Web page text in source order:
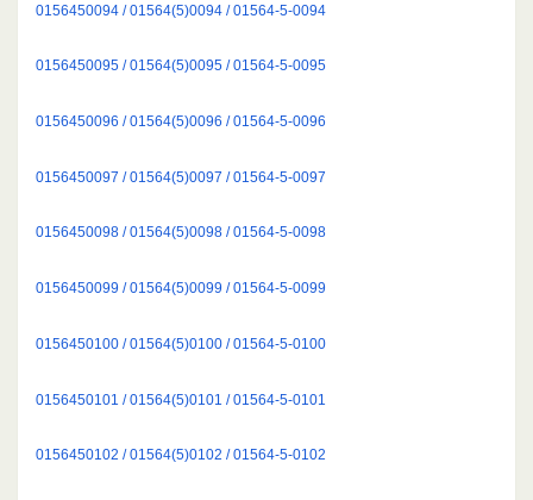
0156450094 / 01564(5)0094 / 01564-5-0094
0156450095 / 01564(5)0095 / 01564-5-0095
0156450096 / 01564(5)0096 / 01564-5-0096
0156450097 / 01564(5)0097 / 01564-5-0097
0156450098 / 01564(5)0098 / 01564-5-0098
0156450099 / 01564(5)0099 / 01564-5-0099
0156450100 / 01564(5)0100 / 01564-5-0100
0156450101 / 01564(5)0101 / 01564-5-0101
0156450102 / 01564(5)0102 / 01564-5-0102